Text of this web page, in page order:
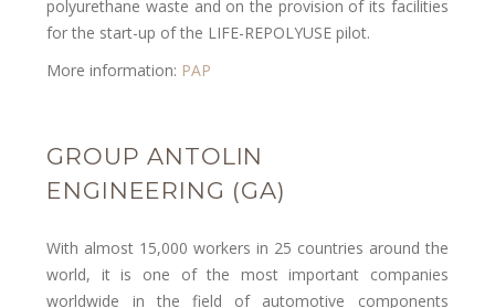
polyurethane waste and on the provision of its facilities
for the start-up of the LIFE-REPOLYUSE pilot.
More information: PAP
GROUP ANTOLIN
ENGINEERING (GA)
With almost 15,000 workers in 25 countries around the
world, it is one of the most important companies
worldwide in the field of automotive components